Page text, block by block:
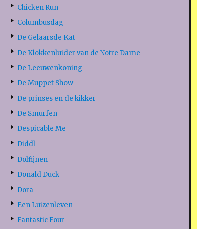
Chicken Run
Columbusdag
De Gelaarsde Kat
De Klokkenluider van de Notre Dame
De Leeuwenkoning
De Muppet Show
De prinses en de kikker
De Smurfen
Despicable Me
Diddl
Dolfijnen
Donald Duck
Dora
Een Luizenleven
Fantastic Four